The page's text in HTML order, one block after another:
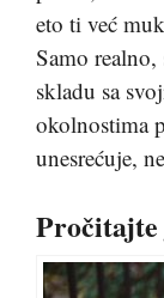
eto ti već
Samo
skladu sa
okolnostima
unesrećuje,
Pročitajte